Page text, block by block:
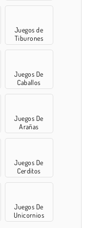
Juegos de
Tiburones
Juegos De
Caballos
Juegos De
Arañas
Juegos De
Cerditos
Juegos De
Unicornios